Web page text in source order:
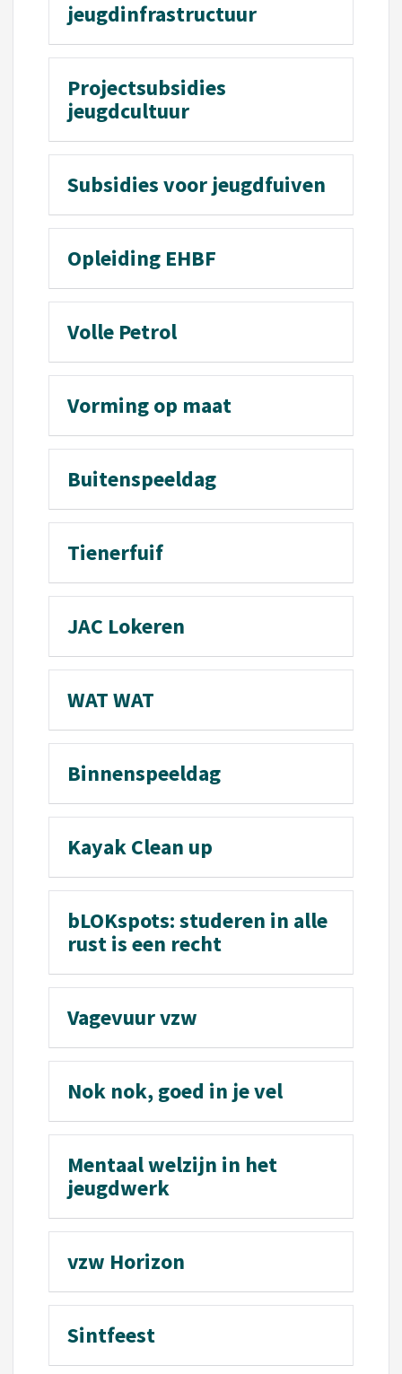
jeugdinfrastructuur
Projectsubsidies
jeugdcultuur
Subsidies voor jeugdfuiven
Opleiding EHBF
Volle Petrol
Vorming op maat
Buitenspeeldag
Tienerfuif
JAC Lokeren
WAT WAT
Binnenspeeldag
Kayak Clean up
bLOKspots: studeren in alle
rust is een recht
Vagevuur vzw
Nok nok, goed in je vel
Mentaal welzijn in het
jeugdwerk
vzw Horizon
Sintfeest